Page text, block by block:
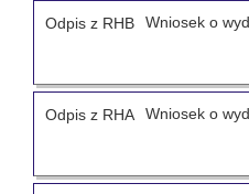
Odpis z RHB Wniosek o
Odpis z RHA Wniosek o